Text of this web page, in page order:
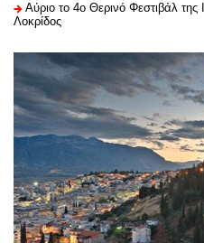
Αύριο το 4ο Θερινό Φεστιβάλ
Λοκρίδος